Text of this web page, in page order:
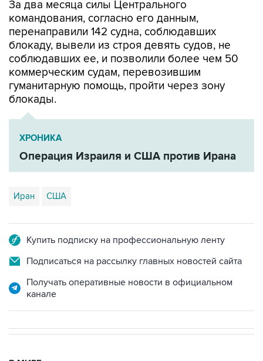
перенаправили 142 судна, соблюдавших
блокаду, вывели из строя девять судов, не
соблюдавших ее, и позволили более чем 50
коммерческим судам, перевозившим
гуманитарную помощь, пройти через зону
блокады.
ХРОНИКА
Операция Израиля и США против Ирана
Иран США
Подписаться на рассылку главных новостей сайта
Получать оперативные новости в официальном